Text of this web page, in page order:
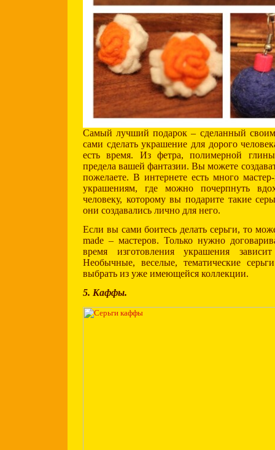
Самый лучший подарок – сделанный
сами сделать украшение для дорого
есть время. Из фетра, полимерной
предела вашей фантазии. Вы можете
пожелаете. В интернете есть много
украшениям, где можно почерпнуть
человеку, которому вы подарите такие
они создавались лично для него.
Если вы сами боитесь делать серьги, то
made – мастеров. Только нужно
время изготовления украшения
Необычные, веселые, тематические
выбрать из уже имеющейся коллекции.
5. Каффы.